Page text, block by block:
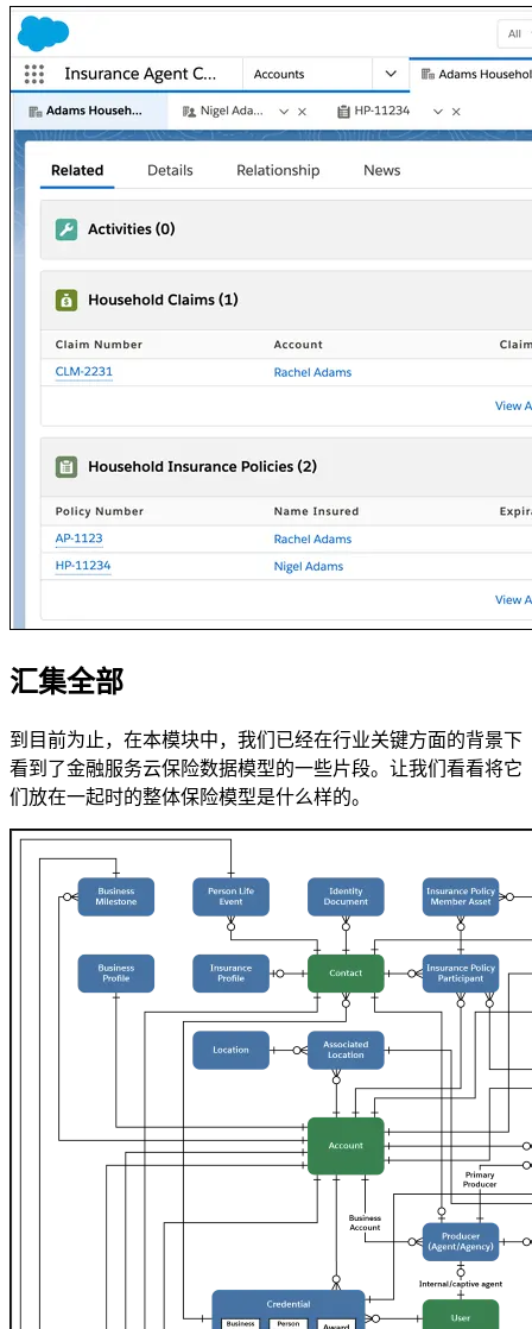
汇集全部
到目前为止，在本模块中，我们已经在行业关键方面的背景下
看到了金融服务云保险数据模型的一些片段。让我们看看将它
们放在一起时的整体保险模型是什么样的。